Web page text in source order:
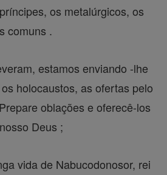
os metalúrgicos, os
comuns .
estamos enviando -lhe
holocaustos, as ofertas pelo
oblações e oferecê-los
Deus ;
vida de Nabucodonosor, rei